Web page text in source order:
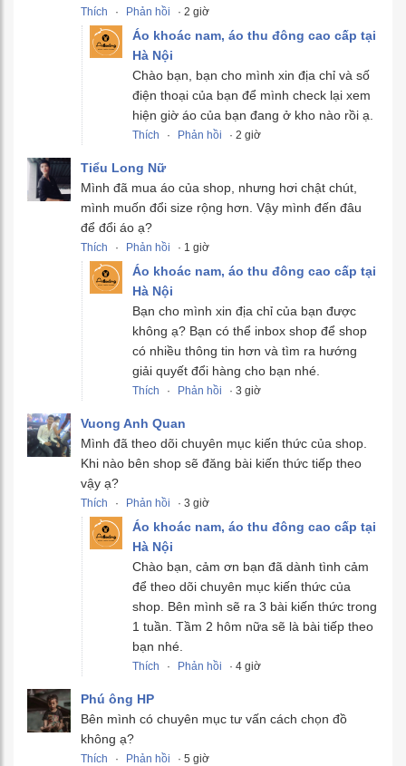
Thích · Phản hồi · 2 giờ
Áo khoác nam, áo thu đông cao cấp tại
Hà Nội
Chào bạn, bạn cho mình xin địa chỉ và số
điện thoại của bạn để mình check lại xem
hiện giờ áo của bạn đang ở kho nào rồi ạ.
Thích · Phản hồi · 2 giờ
Tiểu Long Nữ
Mình đã mua áo của shop, nhưng hơi chật chút,
mình muốn đổi size rộng hơn. Vậy mình đến đâu
để đổi áo ạ?
Thích · Phản hồi · 1 giờ
Áo khoác nam, áo thu đông cao cấp tại
Hà Nội
Bạn cho mình xin địa chỉ của bạn được
không ạ? Bạn có thể inbox shop để shop
có nhiều thông tin hơn và tìm ra hướng
giải quyết đổi hàng cho bạn nhé.
Thích · Phản hồi · 3 giờ
Vuong Anh Quan
Mình đã theo dõi chuyên mục kiến thức của shop.
Khi nào bên shop sẽ đăng bài kiến thức tiếp theo
vậy ạ?
Thích · Phản hồi · 3 giờ
Áo khoác nam, áo thu đông cao cấp tại
Hà Nội
Chào bạn, cảm ơn bạn đã dành tình cảm
để theo dõi chuyên mục kiến thức của
shop. Bên mình sẽ ra 3 bài kiến thức trong
1 tuần. Tầm 2 hôm nữa sẽ là bài tiếp theo
bạn nhé.
Thích · Phản hồi · 4 giờ
Phú ông HP
Bên mình có chuyên mục tư vấn cách chọn đồ
không ạ?
Thích · Phản hồi · 5 giờ